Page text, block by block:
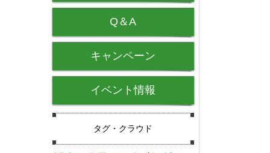
Q＆A
キャンペーン
イベント情報
タグ・クラウド